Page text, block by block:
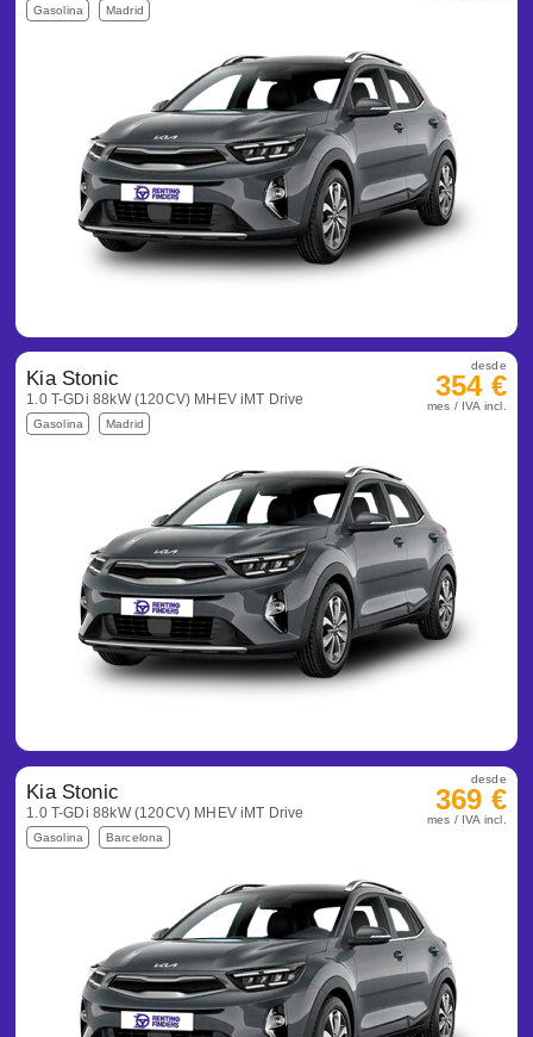
Gasolina Madrid
Kia Stonic
1.0 T-GDi 88kW (120CV) MHEV iMT Drive
Gasolina Madrid
desde
354 €
mes / IVA incl.
Kia Stonic
1.0 T-GDi 88kW (120CV) MHEV iMT Drive
Gasolina Barcelona
desde
369 €
mes / IVA incl.